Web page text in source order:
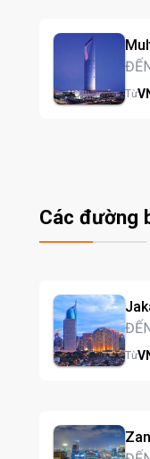
Từ
Các đường
Từ